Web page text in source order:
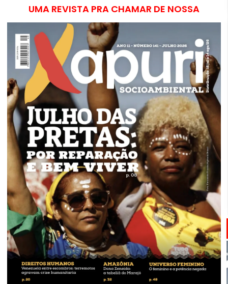
UMA REVISTA PRA CHAMAR DE NOSSA